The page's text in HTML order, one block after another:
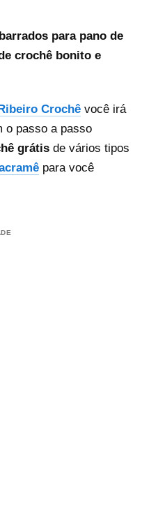
para pano de
crochê bonito e
Crochê você irá
o passo a passo
grátis de vários tipos
para você